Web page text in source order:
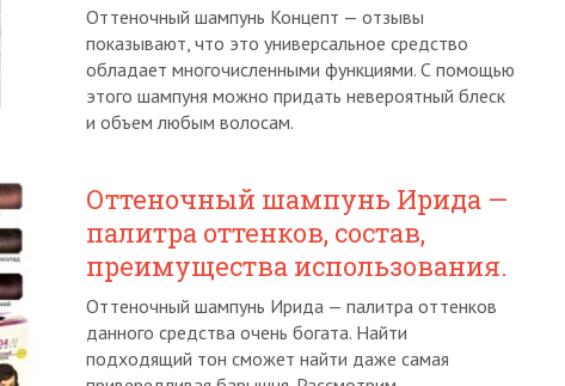
Оттеночный шампунь Концепт — отзывы
показывают, что это универсальное средство
обладает многочисленными функциями. С помощью
этого шампуня можно придать невероятный блеск
и объем любым волосам.
Оттеночный шампунь Ирида —
палитра оттенков, состав,
преимущества использования.
Оттеночный шампунь Ирида — палитра оттенков
данного средства очень богата. Найти
подходящий тон сможет найти даже самая